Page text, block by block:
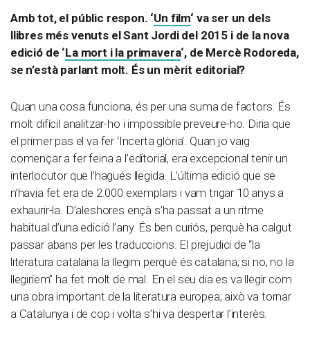
Amb tot, el públic respon. ‘Un film‘ va ser un dels
llibres més venuts el Sant Jordi del 2015 i de la nova
edició de ‘La mort i la primavera‘, de Mercè Rodoreda,
se n’està parlant molt. És un mèrit editorial?
Quan una cosa funciona, és per una suma de factors. És
molt difícil analitzar-ho i impossible preveure-ho. Diria que
el primer pas el va fer ‘Incerta glòria’. Quan jo vaig
començar a fer feina a l’editorial, era excepcional tenir un
interlocutor que l’hagués llegida. L’última edició que se
n’havia fet era de 2.000 exemplars i vam trigar 10 anys a
exhaurir-la. D’aleshores ençà s’ha passat a un ritme
habitual d’una edició l’any. És ben curiós, perquè ha calgut
passar abans per les traduccions. El prejudici de “la
literatura catalana la llegim perquè és catalana; si no, no la
llegiríem” ha fet molt de mal. En el seu dia es va llegir com
una obra important de la literatura europea; això va tornar
a Catalunya i de cop i volta s’hi va despertar l’interès.